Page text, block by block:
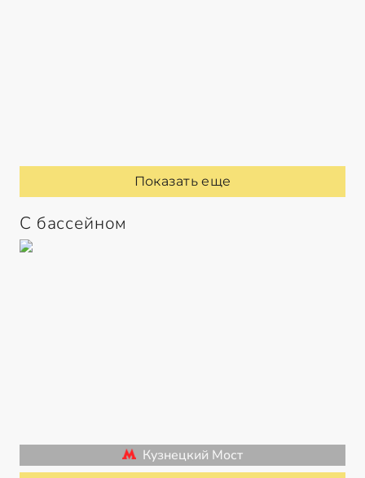
Показать еще
С бассейном
Кузнецкий Мост